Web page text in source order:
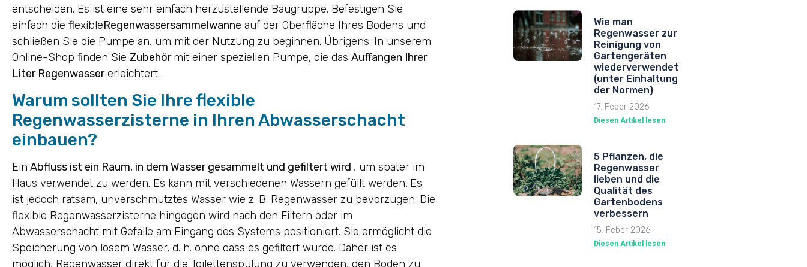
entscheiden. Es ist eine sehr einfach herzustellende Baugruppe. Befestigen Sie
einfach die flexibleRegenwassersammelwanne auf der Oberfläche Ihres Bodens und
schließen Sie die Pumpe an, um mit der Nutzung zu beginnen. Übrigens: In unserem
Online-Shop finden Sie Zubehörmit einer speziellen Pumpe, die das Auffangen Ihrer
Liter Regenwassererleichtert.
Warum sollten Sie Ihre flexible
Regenwasserzisterne in Ihren Abwasserschacht
einbauen?
Ein Abfluss ist ein Raum, in dem Wasser gesammelt und gefiltert wird , um später im
Haus verwendet zu werden. Es kann mit verschiedenen Wassern gefüllt werden. Es
ist jedoch ratsam, unverschmutztes Wasser wie z. B. Regenwasser zu bevorzugen. Die
flexible Regenwasserzisterne hingegen wird nach den Filtern oder im
Abwasserschacht mit Gefälle am Eingang des Systems positioniert. Sie ermöglicht die
Speicherung von losem Wasser, d. h. ohne dass es gefiltert wurde. Daher ist es
möglich, Regenwasser direkt für die Toilettenspülung zu verwenden, den Boden zu
Wie man
Regenwasser zur
Reinigung von
Gartengeräten
wiederverwendet
(unter Einhaltung
der Normen)
17. Feber 2026
Diesen Artikel lesen
5 Pflanzen, die
Regenwasser
lieben und die
Qualität des
Gartenbodens
verbessern
15. Feber 2026
Diesen Artikel lesen